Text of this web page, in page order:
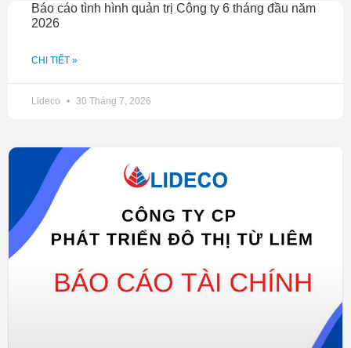
Báo cáo tình hình quản trị Công ty 6 tháng đầu năm
2026
CHI TIẾT »
Lideco 30 Tháng 7, 2026